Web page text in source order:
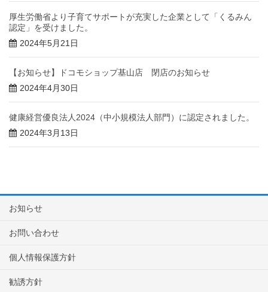
厚生労働省より子育てサポートが充実した企業として「くるみん
認定」を受けました。
2024年5月21日
【お知らせ】ドコモショップ基山店 閉店のお知らせ
2024年4月30日
健康経営優良法人2024（中小規模法人部門）に認定されました。
2024年3月13日
お知らせ
お問い合わせ
個人情報保護方針
勧誘方針